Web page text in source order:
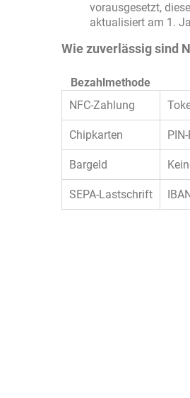
vorausgesetzt,
aktualisiert am 1.
Wie zuverlässig sind
Bezahlmethode
NFC-Zahlung
Chipkarten
Bargeld
SEPA-Lastschrift